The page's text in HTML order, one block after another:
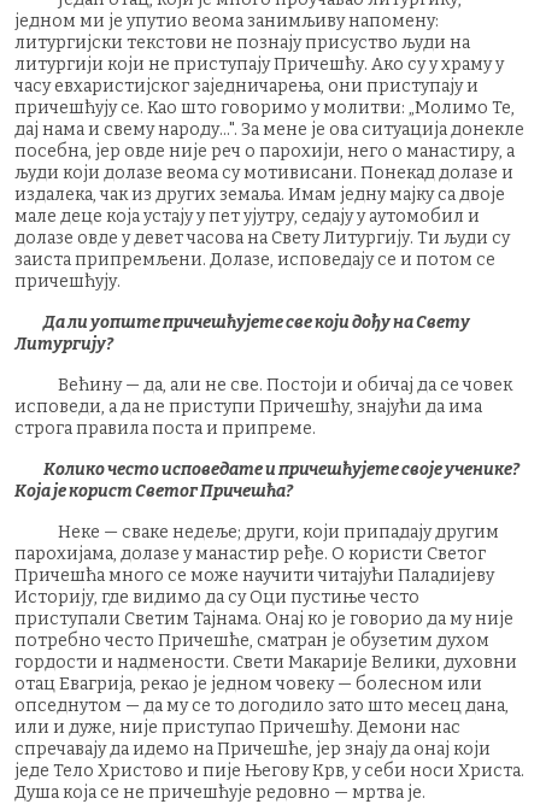
једном ми је упутио веома занимљиву напомену:
литургијски текстови не познају присуство људи на
литургији који не приступају Причешћу. Ако су у храму у
часу евхаристијског заједничарења, они приступају и
причешћују се. Као што говоримо у молитви: „Молимо Те,
дај нама и свему народу...". За мене је ова ситуација донекле
посебна, јер овде није реч о парохији, него о манастиру, а
људи који долазе веома су мотивисани. Понекад долазе и
издалека, чак из других земаља. Имам једну мајку са двоје
мале деце која устају у пет ујутру, седају у аутомобил и
долазе овде у девет часова на Свету Литургију. Ти људи су
заиста припремљени. Долазе, исповедају се и потом се
причешћују.
Да ли уопште причешћујете све који дођу на Свету
Литургију?
Већину — да, али не све. Постоји и обичај да се човек
исповеди, а да не приступи Причешћу, знајући да има
строга правила поста и припреме.
Колико често исповедате и причешћујете своје ученике?
Која је корист Светог Причешћа?
Неке — сваке недеље; други, који припадају другим
парохијама, долазе у манастир ређе. О користи Светог
Причешћа много се може научити читајући Паладијеву
Историју, где видимо да су Оци пустиње често
приступали Светим Тајнама. Онај ко је говорио да му није
потребно често Причешће, сматран је обузетим духом
гордости и надмености. Свети Макарије Велики, духовни
отац Евагрија, рекао је једном човеку — болесном или
опседнутом — да му се то догодило зато што месец дана,
или и дуже, није приступао Причешћу. Демони нас
спречавају да идемо на Причешће, јер знају да онај који
једе Тело Христово и пије Његову Крв, у себи носи Христа.
Душа која се не причешћује редовно — мртва је.